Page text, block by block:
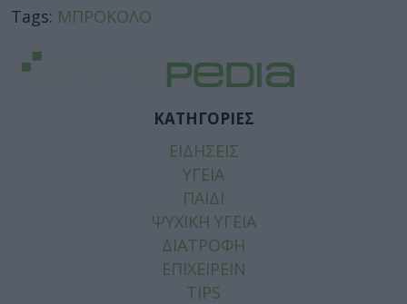
Tags: ΜΠΡΟΚΟΛΟ
ΚΑΤΗΓΟΡΙΕΣ
ΕΙΔΗΣΕΙΣ
ΥΓΕΙΑ
ΠΑΙΔΙ
ΨΥΧΙΚΗ ΥΓΕΙΑ
ΔΙΑΤΡΟΦΗ
ΕΠΙΧΕΙΡΕΙΝ
TIPS